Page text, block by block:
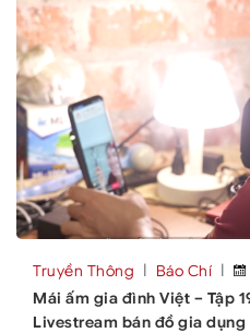
Truyền Thông Báo Chí
Mái ấm gia đình Việt – Tập
Livestream bán đồ gia